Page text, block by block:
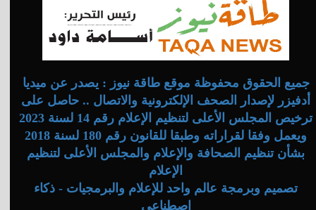
جميع الحقوق محفوظة موقع طاقة نيوز : يصدر عن ميديا
أدفيزر لإصدار الصحف الإلكترونية والاتصال .. حاصل على
ترخيص المجلس الأعلى لتنظيم الإعلام رقم 14 لسنة 2023
ويعمل وفقا لقراراته وطبقا للقانون رقم 180 لسنة 2018
بشأن تنظيم الصحافة والإعلام والمجلس الأعلى لتنظيم
الإعلام
تصميم وبرمجة عالم واحد للإعلام والبرمجيات - ذكاء
اصطناعي